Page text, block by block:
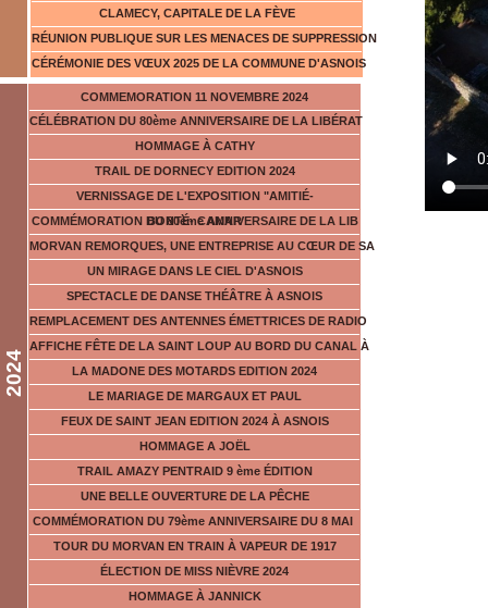
du
CLAMECY, CAPITALE DE LA FÈVE
RÉUNION PUBLIQUE SUR LES MENACES DE SUPPRESSION
CÉRÉMONIE DES VŒUX 2025 DE LA COMMUNE D'ASNOIS
2024
COMMEMORATION 11 NOVEMBRE 2024
CÉLÉBRATION DU 80ème ANNIVERSAIRE DE LA LIBÉRAT
HOMMAGE À CATHY
TRAIL DE DORNECY EDITION 2024
VERNISSAGE DE L'EXPOSITION "AMITIÉ-
BONTÉ- CAMAR
COMMÉMORATION DU 80ème ANNIVERSAIRE DE LA LIB
MORVAN REMORQUES, UNE ENTREPRISE AU CŒUR DE SA
UN MIRAGE DANS LE CIEL D'ASNOIS
SPECTACLE DE DANSE THÉÂTRE À ASNOIS
REMPLACEMENT DES ANTENNES ÉMETTRICES DE RADIO
AFFICHE FÊTE DE LA SAINT LOUP AU BORD DU CANAL À
LA MADONE DES MOTARDS EDITION 2024
LE MARIAGE DE MARGAUX ET PAUL
FEUX DE SAINT JEAN EDITION 2024 À ASNOIS
HOMMAGE A JOËL
TRAIL AMAZY PENTRAID 9 ème ÉDITION
UNE BELLE OUVERTURE DE LA PÊCHE
COMMÉMORATION DU 79ème ANNIVERSAIRE DU 8 MAI
TOUR DU MORVAN EN TRAIN À VAPEUR DE 1917
ÉLECTION DE MISS NIÈVRE 2024
HOMMAGE À JANNICK